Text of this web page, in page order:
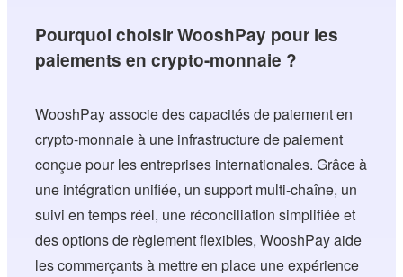
Pourquoi choisir WooshPay pour les
paiements en crypto-monnaie ?
WooshPay associe des capacités de paiement en
crypto-monnaie à une infrastructure de paiement
conçue pour les entreprises internationales. Grâce à
une intégration unifiée, un support multi-chaîne, un
suivi en temps réel, une réconciliation simplifiée et
des options de règlement flexibles, WooshPay aide
les commerçants à mettre en place une expérience